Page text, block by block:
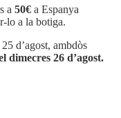
a 50€ a Espanya
lo a la botiga.
d’agost, ambdòs
dimecres 26 d’agost.